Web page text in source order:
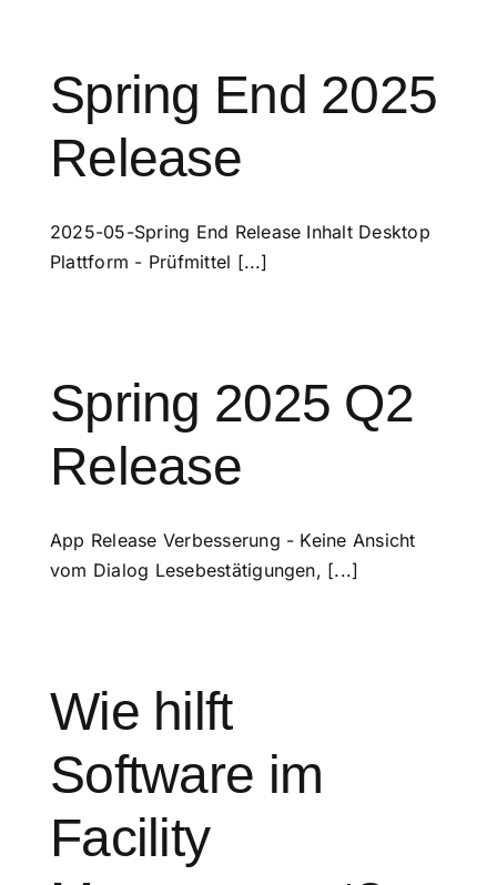
Spring End 2025
Release
2025-05-Spring End Release Inhalt Desktop
Plattform - Prüfmittel [...]
Spring 2025 Q2
Release
App Release Verbesserung - Keine Ansicht
vom Dialog Lesebestätigungen, [...]
Wie hilft
Software im
Facility